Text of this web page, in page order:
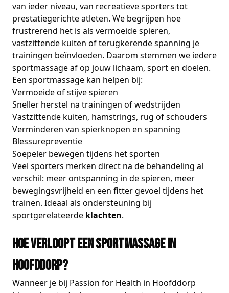
van ieder niveau, van recreatieve sporters tot
prestatiegerichte atleten. We begrijpen hoe
frustrerend het is als vermoeide spieren,
vastzittende kuiten of terugkerende spanning je
trainingen beïnvloeden. Daarom stemmen we iedere
sportmassage af op jouw lichaam, sport en doelen.
Een sportmassage kan helpen bij:
Vermoeide of stijve spieren
Sneller herstel na trainingen of wedstrijden
Vastzittende kuiten, hamstrings, rug of schouders
Verminderen van spierknopen en spanning
Blessurepreventie
Soepeler bewegen tijdens het sporten
Veel sporters merken direct na de behandeling al
verschil: meer ontspanning in de spieren, meer
bewegingsvrijheid en een fitter gevoel tijdens het
trainen. Ideaal als ondersteuning bij
sportgerelateerde klachten.
Hoe verloopt een sportmassage in
Hoofddorp?
Wanneer je bij Passion for Health in Hoofddorp